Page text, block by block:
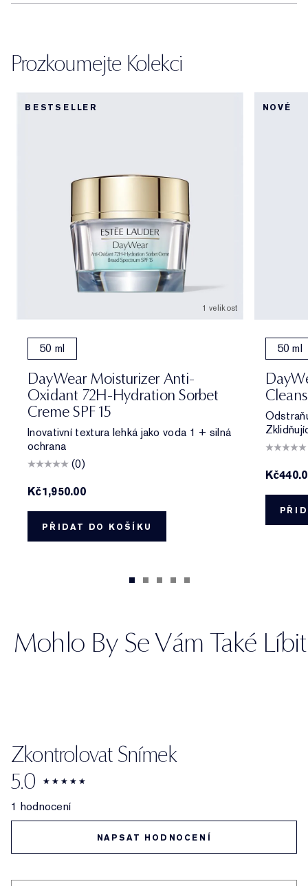
Prozkoumejte Kolekci
BESTSELLER
1 velikost
50 ml
DayWear Moisturizer Anti-
Oxidant 72H-Hydration Sorbet
Creme SPF 15
Inovativní textura lehká jako voda 1 + silná
ochrana
(0)
Kč1,950.00
PŘIDAT DO KOŠÍKU
NOVÉ
50 ml
Mohlo By Se Vám Také Líbit
Zkontrolovat Snímek
5.0
1 hodnocení
NAPSAT HODNOCENÍ